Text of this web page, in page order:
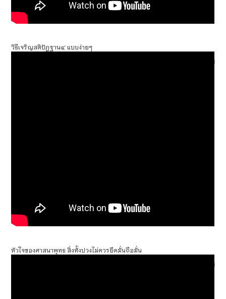
วิธีเจริญสติปัฎฐาน๔ แบบง่ายๆ
หัวใจของศาสนาพุทธ สิ่งทั้งปวงไม่ควรยึดมั่นถือมั่น